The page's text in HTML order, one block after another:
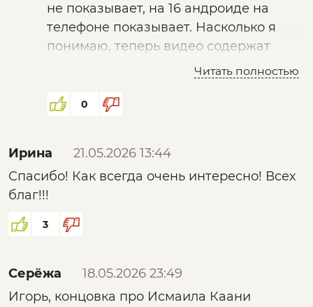
не показывает, на 16 андроиде на
телефоне показывает. Насколько я
понимаю, теперь видео содержат
систему авторских прав DRM, старые
поддерживают.
Читать полностью
0
Ирина
21.05.2026 13:44
Спасибо! Как всегда очень интересно! Всех
благ!!!
3
Серёжа
18.05.2026 23:49
Игорь, концовка про Исмаила Каани